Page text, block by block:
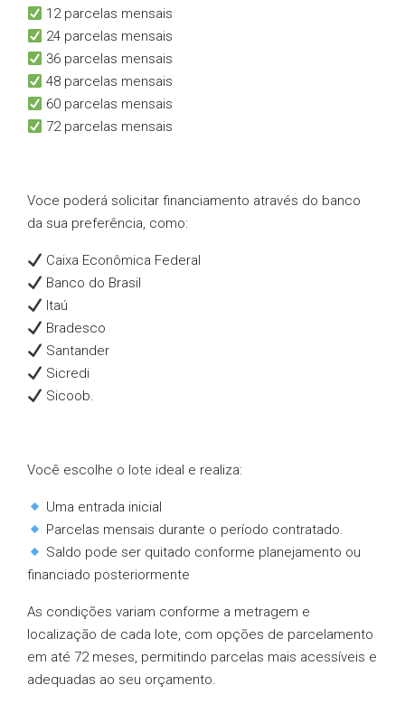
12 parcelas mensais
24 parcelas mensais
36 parcelas mensais
48 parcelas mensais
60 parcelas mensais
72 parcelas mensais
Voce poderá solicitar financiamento através do banco
da sua preferência, como:
Caixa Econômica Federal
Banco do Brasil
Itaú
Bradesco
Santander
Sicredi
Sicoob.
Você escolhe o lote ideal e realiza:
Uma entrada inicial
Parcelas mensais durante o período contratado.
Saldo pode ser quitado conforme planejamento ou
financiado posteriormente
As condições variam conforme a metragem e
localização de cada lote, com opções de parcelamento
em até 72 meses, permitindo parcelas mais acessíveis e
adequadas ao seu orçamento.